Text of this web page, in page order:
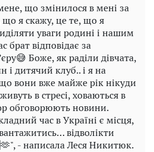
що змінилося в мені за
що я скажу, це те, що я
уваги родині і нашим
брат відповідає за
Боже, як раділи дівчата,
і дитячий клуб.. і я на
вони вже майже рік нікуди
в стресі, ховаються в
обговорюють новини.
час в Україні є місця,
відволікти
- написала Леся Никитюк.